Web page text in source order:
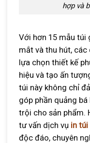
hợp và
Với hơn 15 mẫu túi
mắt và thu hút,
lựa chọn thiết kế
hiệu và tạo ấn
túi này không chỉ
góp phần quảng
trội cho sản phẩm.
tư vấn dịch vụ in túi
độc đáo, chuyên